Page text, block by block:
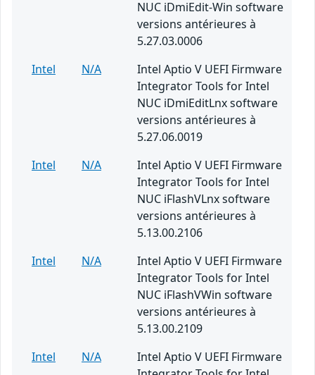
NUC iDmiEdit-Win software
versions antérieures à
5.27.03.0006
Intel
N/A
Intel Aptio V UEFI Firmware
Integrator Tools for Intel
NUC iDmiEditLnx software
versions antérieures à
5.27.06.0019
Intel
N/A
Intel Aptio V UEFI Firmware
Integrator Tools for Intel
NUC iFlashVLnx software
versions antérieures à
5.13.00.2106
Intel
N/A
Intel Aptio V UEFI Firmware
Integrator Tools for Intel
NUC iFlashVWin software
versions antérieures à
5.13.00.2109
Intel
N/A
Intel Aptio V UEFI Firmware